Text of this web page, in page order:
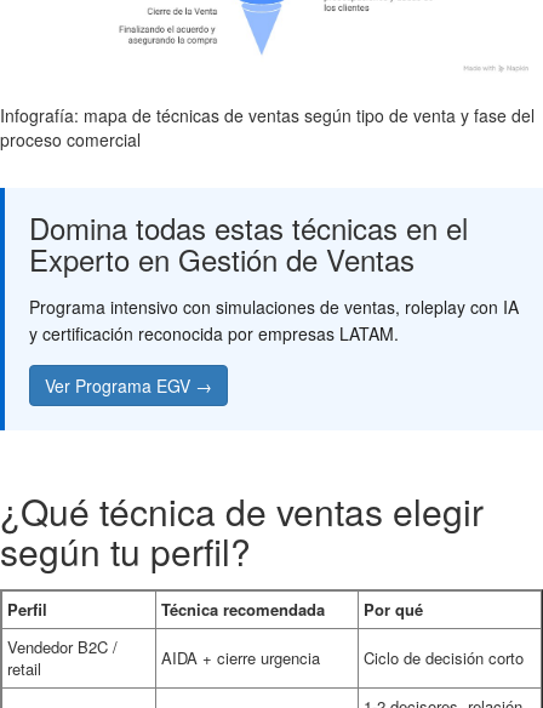
Infografía: mapa de técnicas de ventas según tipo de venta y fase del
proceso comercial
Domina todas estas técnicas en el
Experto en Gestión de Ventas
Programa intensivo con simulaciones de ventas, roleplay con IA
y certificación reconocida por empresas LATAM.
Ver Programa EGV →
¿Qué técnica de ventas elegir
según tu perfil?
Perfil Técnica recomendada
Por qué
Vendedor B2C /
retail
AIDA + cierre urgencia Ciclo de decisión corto